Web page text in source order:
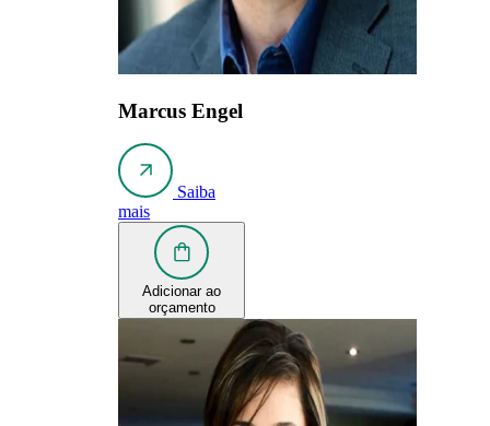
Marcus Engel
Saiba
mais
Adicionar ao
orçamento